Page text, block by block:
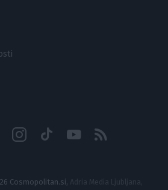
Cosmopolitan.si,